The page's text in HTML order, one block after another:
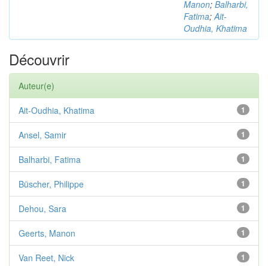
Manon; Balharbi,
Fatima;Ait-
Oudhia, Khatima
Découvrir
Auteur(e)
1
Ait-Oudhia, Khatima
1
Ansel, Samir
1
Balharbi, Fatima
1
Büscher, Philippe
1
Dehou, Sara
1
Geerts, Manon
1
Van Reet, Nick